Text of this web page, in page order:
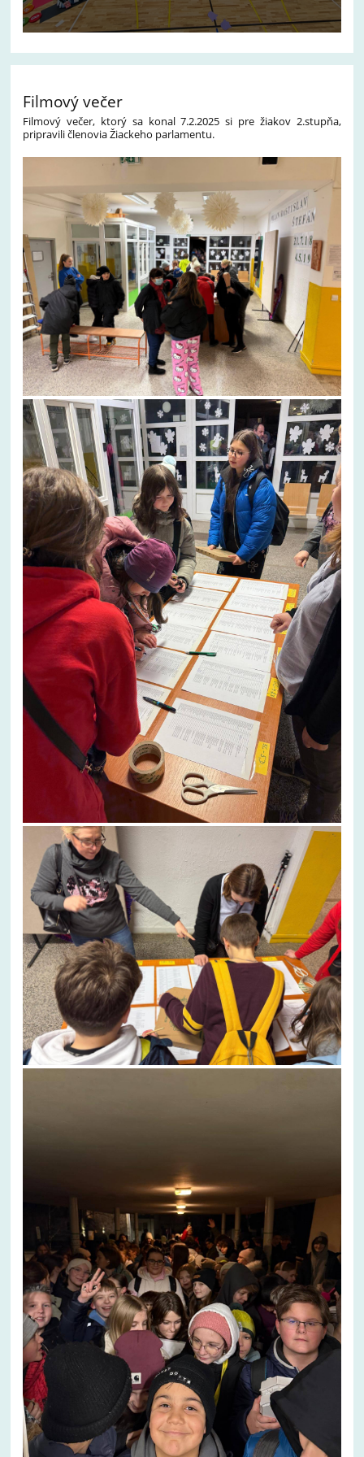
Filmový večer
Filmový večer, ktorý sa konal 7.2.2025 si pre žiakov 2.stupňa,
pripravili členovia Žiackeho parlamentu.